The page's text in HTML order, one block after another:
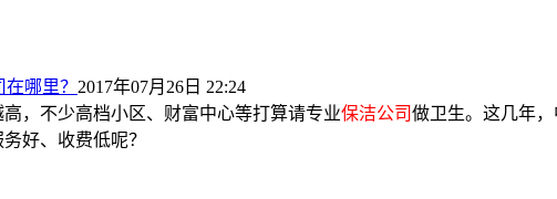
哪里？ 2017年07月26日 22:24
，不少高档小区、财富中心等打算请专业保洁公司做卫生。这几年
好、收费低呢？